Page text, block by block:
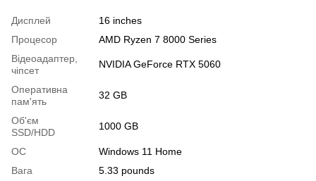
Дисплей
16 inches
Процесор
AMD Ryzen 7 8000 Series
Відеоадаптер,
чіпсет
NVIDIA GeForce RTX 5060
Оперативна
пам'ять
32 GB
Об'єм
SSD/HDD
1000 GB
ОС
Windows 11 Home
Вага
5.33 pounds